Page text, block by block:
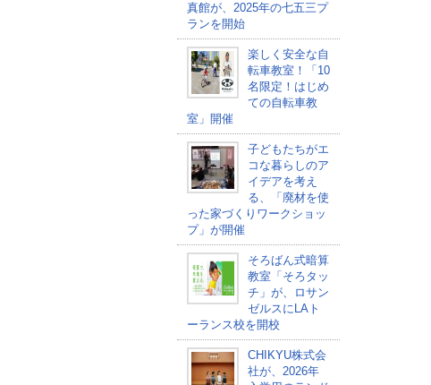
真館が、2025年の七五三プ
ランを開始
楽しく安全な自
転車教室！「10
名限定！はじめ
ての自転車教
室」開催
子どもたちがエ
コな暮らしのア
イデアを考え
る、「廃材を使
った家づくりワークショッ
プ」が開催
そろばん式暗算
教室「そろタッ
チ」が、ロサン
ゼルスにLAト
ーランス校を開校
CHIKYU株式会
社が、2026年